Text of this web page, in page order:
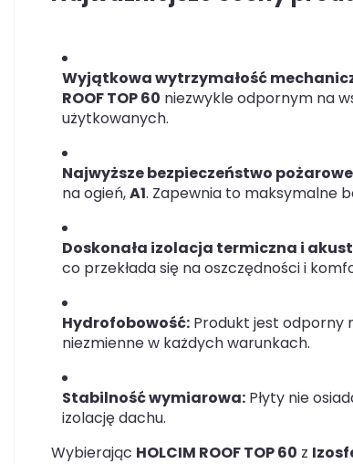
Wyjątkowa wytrzymałość
ROOF TOP 60 niezwykle odpornym na
użytkowanych.
Najwyższe bezpieczeństwo
na ogień,A1. Zapewnia to maksymalne
Doskonała izolacja termiczna i
co przekłada się na oszczędności i
Hydrofobowość: Produkt jest odporny
niezmienne w każdych warunkach.
Stabilność wymiarowa: Płyty nie
izolację dachu.
Wybierając HOLCIM ROOF TOP 60 z